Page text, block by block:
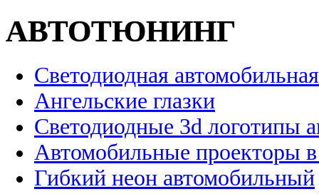
АВТОТЮНИНГ
Светодиодная
Ангельские глазки
Светодиодные 3d логотипы
Автомобильные проекторы
Гибкий неон автомобильный